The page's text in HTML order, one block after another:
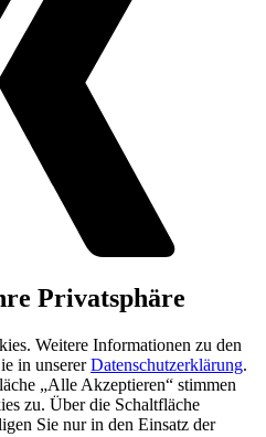
Privatsphäre
Weitere Informationen zu den
in unsererDatenschutzerklärung.
„Alle Akzeptieren“ stimmen
zu. Über die Schaltfläche
Sie nur in den Einsatz der